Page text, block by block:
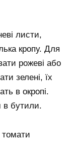
листи,
кропу. Для
рожеві або
зелені, їх
в окропі.
в бутили.
томати